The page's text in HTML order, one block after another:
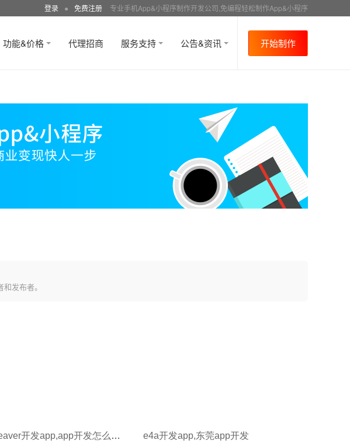
登录 ● 免费注册 专业手机App&小程序制作开发公司,免编程轻松制作App&小程序
功能&价格 代理招商 服务支持 公告&资讯 开始制作
发布者。
dreamweaver开发app,app开发怎么收费 e4a开发app,东莞app开发